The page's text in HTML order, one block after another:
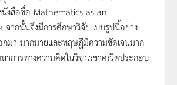
งสือชื่อ Mathematics as an
จากนั้นจึงมีการศึกษาวิจัยแบบรูปนี้อย่าง
กมา มากมายและทฤษฎีมีความชัดเจนมาก
การทางความคิดในวิชาเรขาคณิตประกอบ